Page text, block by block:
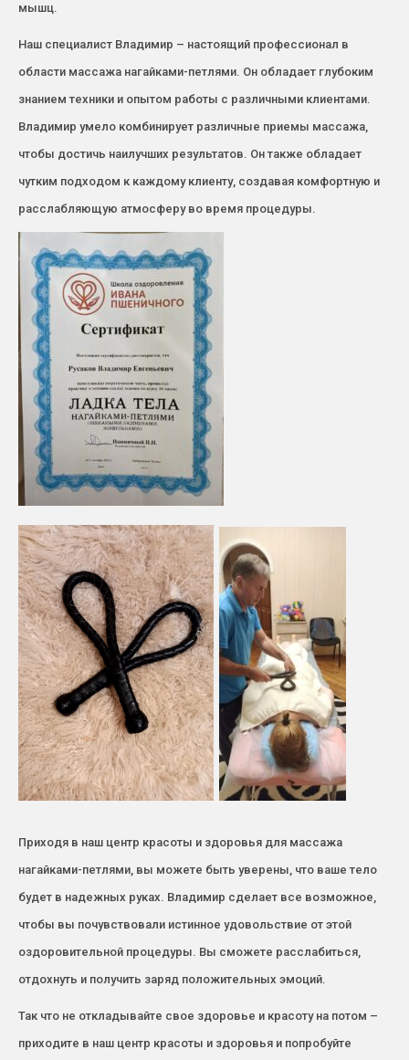
мышц.
Наш специалист Владимир – настоящий профессионал в
области массажа нагайками-петлями. Он обладает глубоким
знанием техники и опытом работы с различными клиентами.
Владимир умело комбинирует различные приемы массажа,
чтобы достичь наилучших результатов. Он также обладает
чутким подходом к каждому клиенту, создавая комфортную и
расслабляющую атмосферу во время процедуры.
Приходя в наш центр красоты и здоровья для массажа
нагайками-петлями, вы можете быть уверены, что ваше тело
будет в надежных руках. Владимир сделает все возможное,
чтобы вы почувствовали истинное удовольствие от этой
оздоровительной процедуры. Вы сможете расслабиться,
отдохнуть и получить заряд положительных эмоций.
Так что не откладывайте свое здоровье и красоту на потом –
приходите в наш центр красоты и здоровья и попробуйте